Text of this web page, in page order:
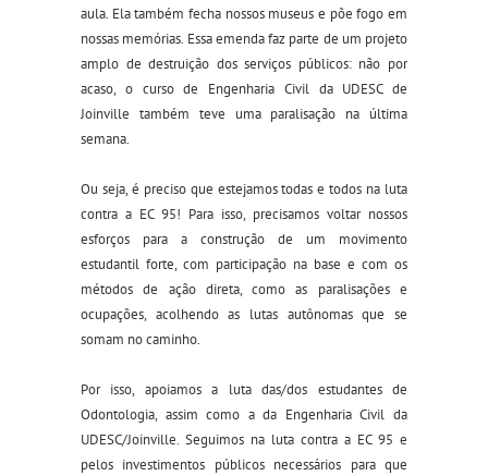
aula. Ela também fecha nossos museus e põe fogo em
nossas memórias. Essa emenda faz parte de um projeto
amplo de destruição dos serviços públicos: não por
acaso, o curso de Engenharia Civil da UDESC de
Joinville também teve uma paralisação na última
semana.
Ou seja, é preciso que estejamos todas e todos na luta
contra a EC 95! Para isso, precisamos voltar nossos
esforços para a construção de um movimento
estudantil forte, com participação na base e com os
métodos de ação direta, como as paralisações e
ocupações, acolhendo as lutas autônomas que se
somam no caminho.
Por isso, apoiamos a luta das/dos estudantes de
Odontologia, assim como a da Engenharia Civil da
UDESC/Joinville. Seguimos na luta contra a EC 95 e
pelos investimentos públicos necessários para que